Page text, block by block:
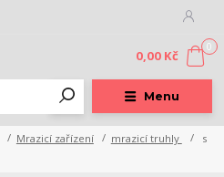
Menu
0
0,00 Kč
Mrazicí zařízení mrazicí truhly
s